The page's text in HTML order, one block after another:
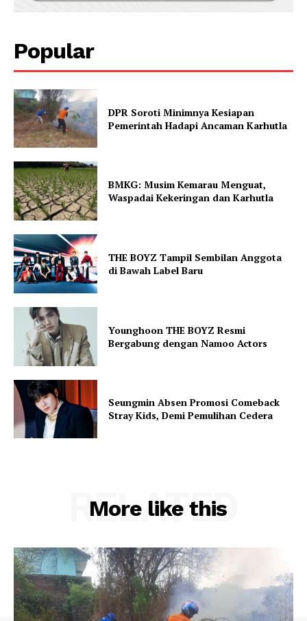
Popular
DPR Soroti Minimnya Kesiapan
Pemerintah Hadapi Ancaman Karhutla
BMKG: Musim Kemarau Menguat,
Waspadai Kekeringan dan Karhutla
THE BOYZ Tampil Sembilan Anggota
di Bawah Label Baru
Younghoon THE BOYZ Resmi
Bergabung dengan Namoo Actors
Seungmin Absen Promosi Comeback
Stray Kids, Demi Pemulihan Cedera
More like this
RELATED